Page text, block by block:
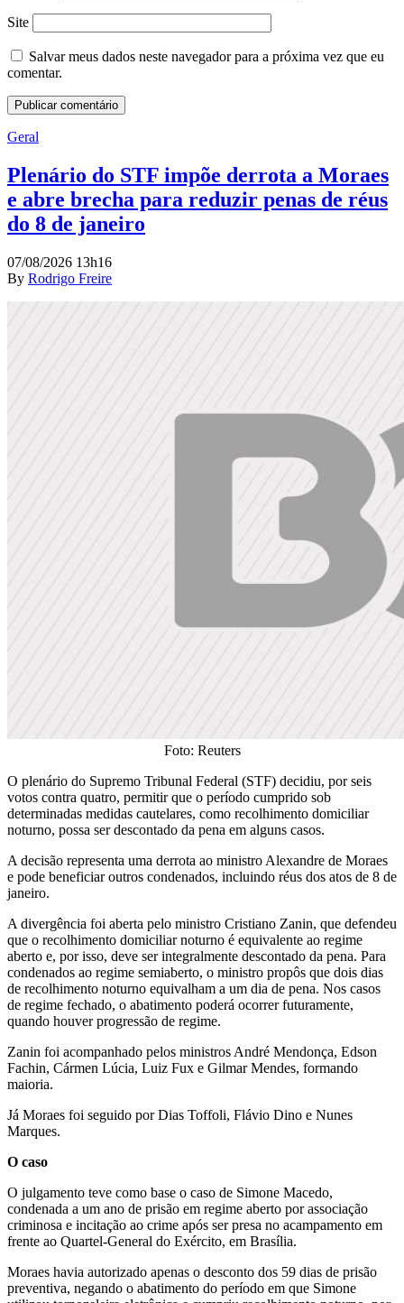
Site
Salvar meus dados neste navegador para a próxima vez que eu
comentar.
Geral
Plenário do STF impõe derrota a Moraes
e abre brecha para reduzir penas de réus
do 8 de janeiro
07/08/2026 13h16
By Rodrigo Freire
Foto: Reuters
O plenário do Supremo Tribunal Federal (STF) decidiu, por seis
votos contra quatro, permitir que o período cumprido sob
determinadas medidas cautelares, como recolhimento domiciliar
noturno, possa ser descontado da pena em alguns casos.
A decisão representa uma derrota ao ministro Alexandre de Moraes
e pode beneficiar outros condenados, incluindo réus dos atos de 8 de
janeiro.
A divergência foi aberta pelo ministro Cristiano Zanin, que defendeu
que o recolhimento domiciliar noturno é equivalente ao regime
aberto e, por isso, deve ser integralmente descontado da pena. Para
condenados ao regime semiaberto, o ministro propôs que dois dias
de recolhimento noturno equivalham a um dia de pena. Nos casos
de regime fechado, o abatimento poderá ocorrer futuramente,
quando houver progressão de regime.
Zanin foi acompanhado pelos ministros André Mendonça, Edson
Fachin, Cármen Lúcia, Luiz Fux e Gilmar Mendes, formando
maioria.
Já Moraes foi seguido por Dias Toffoli, Flávio Dino e Nunes
Marques.
O caso
O julgamento teve como base o caso de Simone Macedo,
condenada a um ano de prisão em regime aberto por associação
criminosa e incitação ao crime após ser presa no acampamento em
frente ao Quartel-General do Exército, em Brasília.
Moraes havia autorizado apenas o desconto dos 59 dias de prisão
preventiva, negando o abatimento do período em que Simone